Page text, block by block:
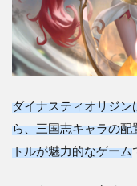
ダイナスティオリジ
ら、三国志キャラの
トルが魅力的なゲーム